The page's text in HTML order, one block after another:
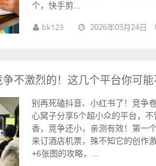
个，快手剪...
bk123 2026年03月24日
不激烈的！这几个平台你可能
别再死磕抖音、小红书了！竞争
心窝子分享5个超小众的平台，
香，竞争还小，亲测有效！第一
来订酒店机票，殊不知它的创作
+6张图的攻略，...